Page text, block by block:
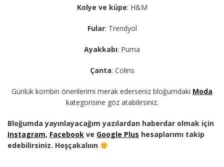
Kolye ve küpe: H&M
Fular: Trendyol
Ayakkabı: Puma
Çanta: Colins
Günlük kombin önerilerimi merak ederseniz bloğumdaki Moda
kategorisine göz atabilirsiniz.
Bloğumda yayınlayacağım yazılardan haberdar olmak için
Instagram, Facebook ve Google Plus hesaplarımı takip
edebilirsiniz. Hoşçakalııın